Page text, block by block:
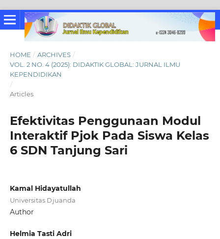
HOME / ARCHIVES /
VOL. 2 NO. 4 (2025): DIDAKTIK GLOBAL: JURNAL ILMU
KEPENDIDIKAN
/
Articles
Efektivitas Penggunaan Modul
Interaktif Pjok Pada Siswa Kelas
6 SDN Tanjung Sari
Kamal Hidayatullah
Universitas Djuanda
Author
Helmia Tasti Adri